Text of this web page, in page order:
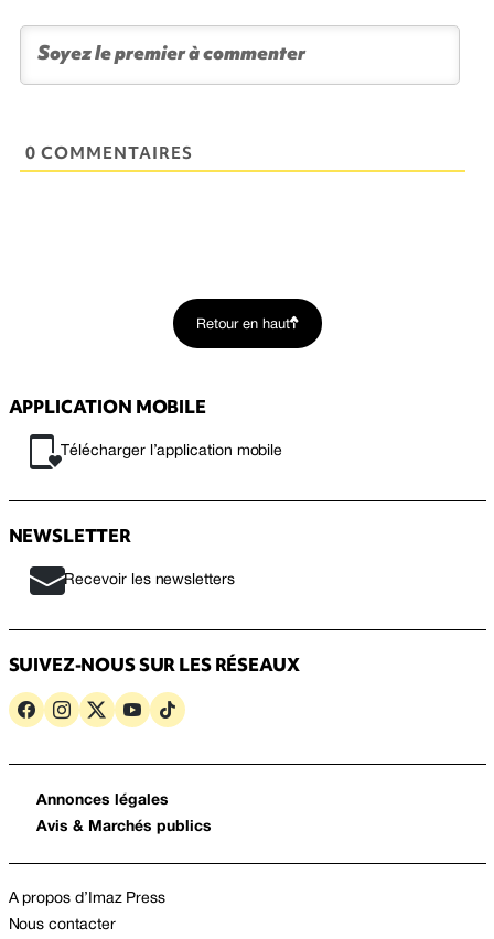
0 COMMENTAIRES
Retour en haut
APPLICATION MOBILE
Télécharger l’application mobile
NEWSLETTER
Recevoir les newsletters
SUIVEZ-NOUS SUR LES RÉSEAUX
Annonces légales
Avis & Marchés publics
A propos d’Imaz Press
Nous contacter